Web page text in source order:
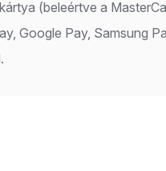
(beleértve a
Google Pay, Samsung